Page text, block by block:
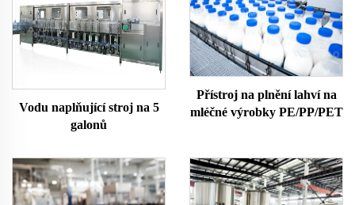
Vodu naplňující stroj na 5
galonů
Přístroj na plnění lahví na
mléčné výrobky PE/PP/PET